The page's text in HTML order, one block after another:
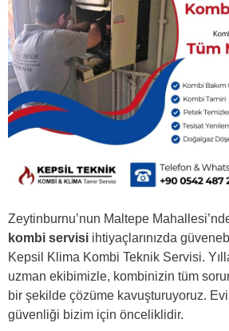
Zeytinburnu’nun Maltepe
kombi servisi ihtiyaçlarınızda
Kepsil Klima Kombi Teknik Servisi.
uzman ekibimizle, kombinizin tüm
bir şekilde çözüme kavuşturuyoruz.
güvenliği bizim için önceliklidir.